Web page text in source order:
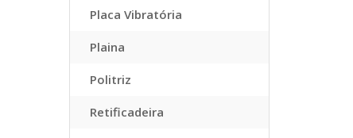
Placa Vibratória
Plaina
Politriz
Retificadeira